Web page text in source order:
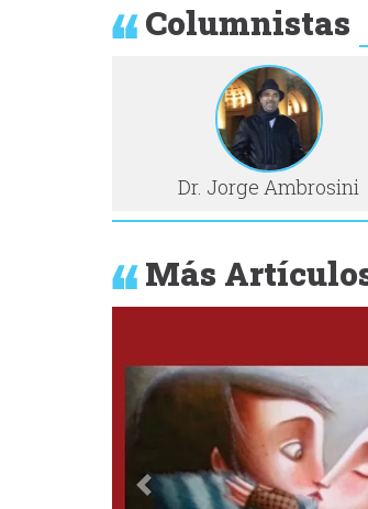
Columnistas
Dr. Jorge Ambrosini
Más
Anterior